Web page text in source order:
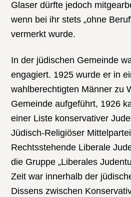
Glaser dürfte jedoch
wenn bei ihr stets „ohne
vermerkt wurde.
In der jüdischen Gemeinde
engagiert. 1925 wurde er in
wahlberechtigten Männer zu
Gemeinde aufgeführt, 1926
einer Liste konservativer
Jüdisch-Religiöser
Rechtsstehende Liberale
die Gruppe „Liberales
Zeit war innerhalb der
Dissens zwischen